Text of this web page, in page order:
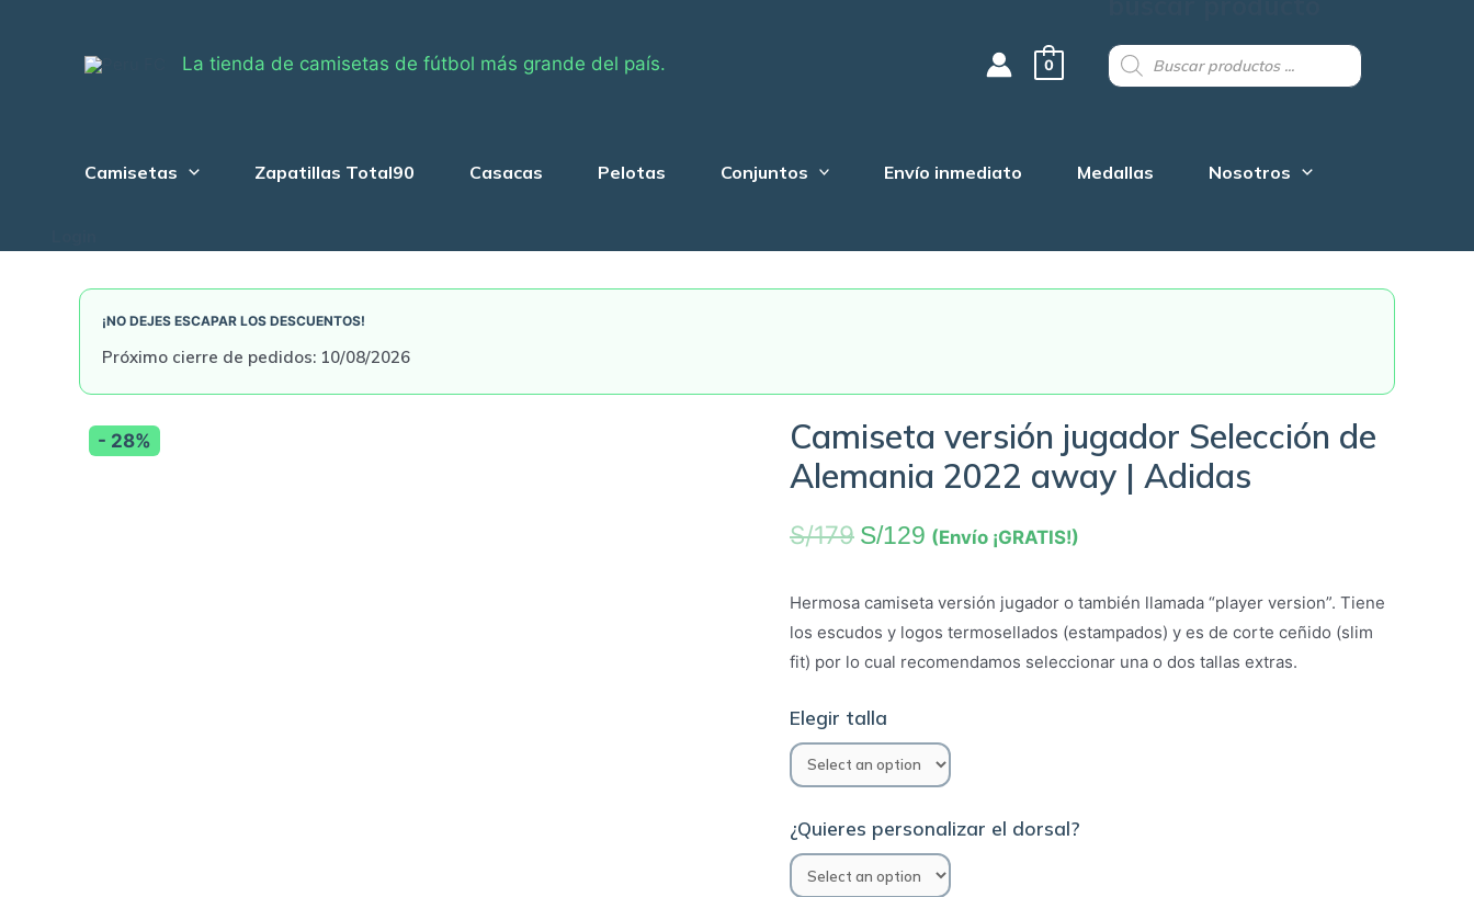
La tienda de camisetas de fútbol más grande del país. 0
Products
search
Camisetas Zapatillas Total90 Casacas Pelotas Conjuntos Envío inmediato Medallas Nosotros
¡NO DEJES ESCAPAR LOS DESCUENTOS!
Próximo cierre de pedidos: 10/08/2026
- 28%
Camiseta versión jugador Selección de
Alemania 2022 away | Adidas
S/179 S/129 (Envío ¡GRATIS!)
Hermosa camiseta versión jugador o también llamada “player version”. Tiene
los escudos y logos termosellados (estampados) y es de corte ceñido (slim
fit) por lo cual recomendamos seleccionar una o dos tallas extras.
Elegir talla
¿Quieres personalizar el dorsal?